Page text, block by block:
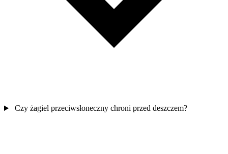
Czy żagiel przeciwsłoneczny chroni przed deszczem?